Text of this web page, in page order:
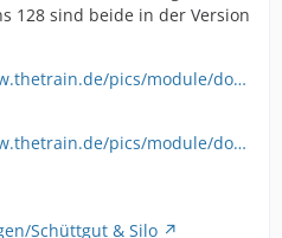
128 sind beide in der Version
pics/module/do…
pics/module/do…
Schüttgut & Silo